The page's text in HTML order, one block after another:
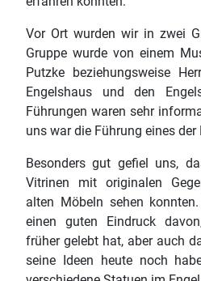
Vor Ort wurden wir in zwei
Gruppe wurde von einem
Putzke beziehungsweise
Engelshaus und den
Führungen waren sehr
uns war die Führung eines
Besonders gut gefiel uns,
Vitrinen mit originalen
alten Möbeln sehen
einen guten Eindruck
früher gelebt hat, aber auch
seine Ideen heute noch